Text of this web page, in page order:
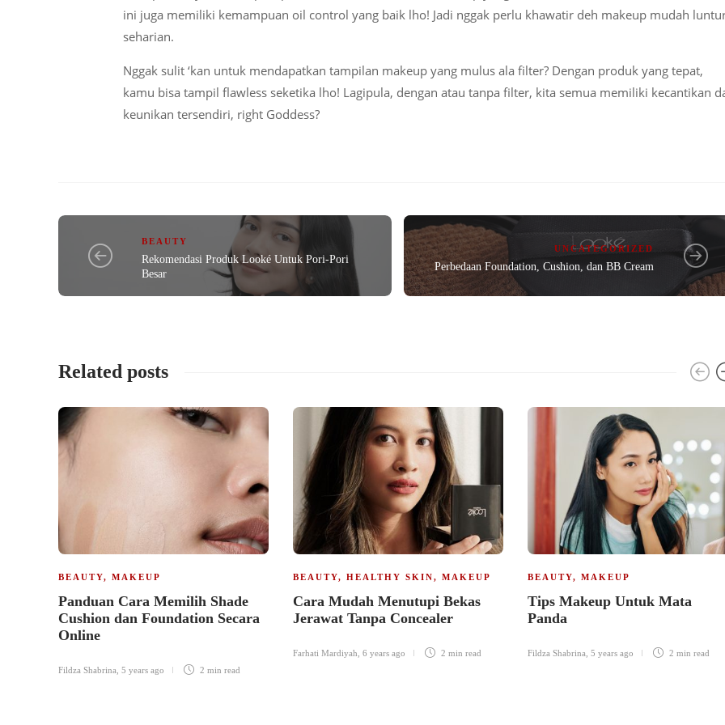
ini juga memiliki kemampuan oil control yang baik lho! Jadi nggak perlu khawatir deh makeup mudah
seharian.
Nggak sulit ‘kan untuk mendapatkan tampilan makeup yang mulus ala filter? Dengan produk yang tepat,
kamu bisa tampil flawless seketika lho! Lagipula, dengan atau tanpa filter, kita semua memiliki kecantikan
keunikan tersendiri, right Goddess?
BEAUTY
Rekomendasi Produk Looké Untuk Pori-Pori
Besar
UNCATEGORIZED
Perbedaan Foundation, Cushion, dan BB Cream
Related posts
BEAUTY, MAKEUP
Panduan Cara Memilih Shade
Cushion dan Foundation Secara
Online
Fildza Shabrina, 5 years ago 2 min read
BEAUTY, HEALTHY SKIN, MAKEUP
Cara Mudah Menutupi Bekas
Jerawat Tanpa Concealer
Farhati Mardiyah, 6 years ago 2 min read
BEAUTY, MAKEUP
Tips Makeup Untuk Mata
Panda
Fildza Shabrina, 5 years ago 2 min read